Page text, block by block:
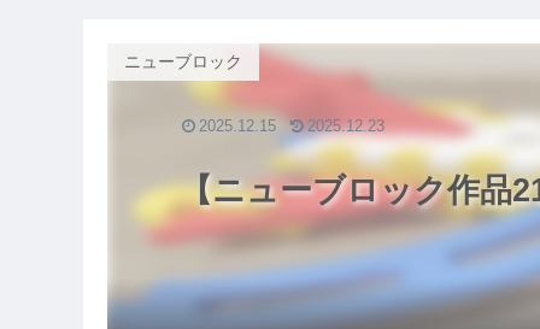
【ニューブロック作品
ニューブロック
2025.12.15 2025.12.23